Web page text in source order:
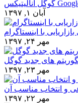
آبان ۱, ۱۳۹۷
با اینستاگرام
مهر ۲۴, ۱۳۹۷
های جدید گوگل
مهر ۲۳, ۱۳۹۷
و انتخاب مناسب آن
مهر ۲۲, ۱۳۹۷